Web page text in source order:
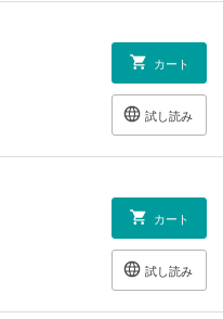
カート
試し読み
カート
試し読み